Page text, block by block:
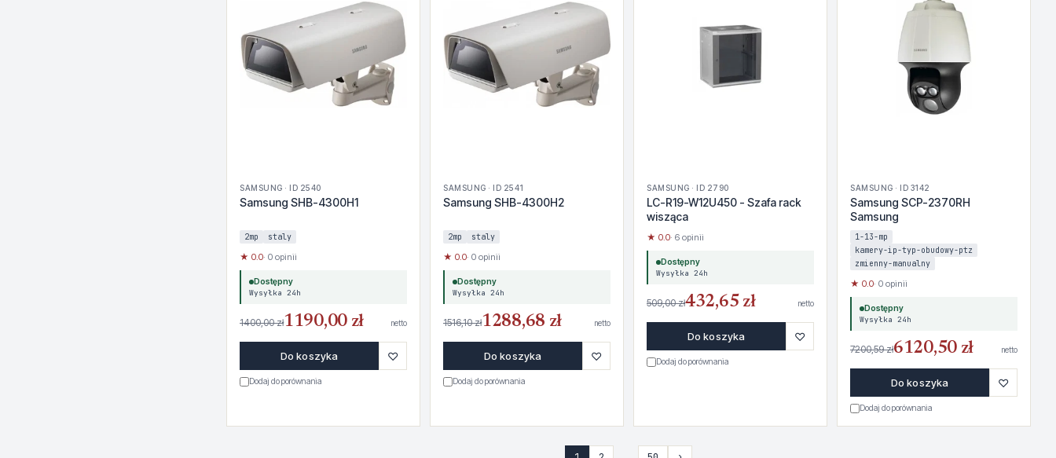
SAMSUNG · ID 2540
Samsung SHB-4300H1
2mp staly
★ 0.0· 0 opinii
Dostępny
Wysyłka 24h
1400,00 zł1190,00 zł netto
Do koszyka ♡
Dodaj do porównania
SAMSUNG · ID 2541
Samsung SHB-4300H2
2mp staly
★ 0.0· 0 opinii
Dostępny
Wysyłka 24h
1516,10 zł1288,68 zł netto
Do koszyka ♡
Dodaj do porównania
SAMSUNG · ID 2790
LC-R19-W12U450 - Szafa rack
wisząca
★ 0.0· 6 opinii
Dostępny
Wysyłka 24h
509,00 zł432,65 zł netto
Do koszyka ♡
Dodaj do porównania
SAMSUNG · ID 3142
Samsung SCP-2370RH
Samsung
1-13-mp
kamery-ip-typ-obudowy-ptz
zmienny-manualny
★ 0.0· 0 opinii
Dostępny
Wysyłka 24h
7200,59 zł6120,50 zł netto
Do koszyka ♡
Dodaj do porównania